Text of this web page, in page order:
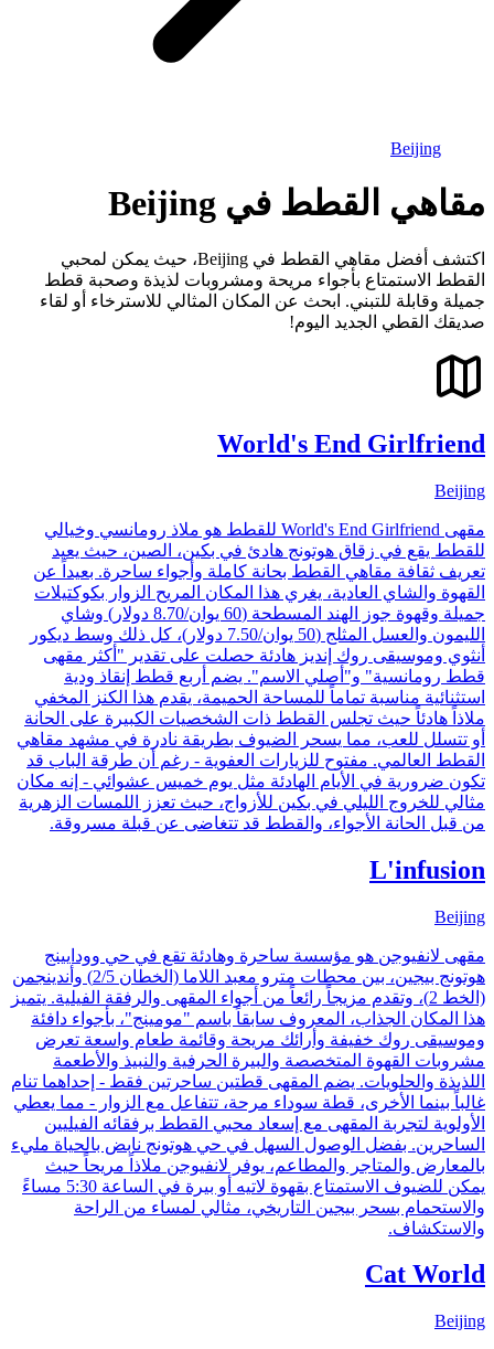
Beijing
مقاهي القطط في Beijing
اكتشف أفضل مقاهي القطط في Beijing، حيث يمكن لمحبي
القطط الاستمتاع بأجواء مريحة ومشروبات لذيذة وصحبة قطط
جميلة وقابلة للتبني. ابحث عن المكان المثالي للاسترخاء أو لقاء
صديقك القطي الجديد اليوم!
World's End Girlfriend
Beijing
مقهى World's End Girlfriend للقطط هو ملاذ رومانسي وخيالي
للقطط يقع في زقاق هوتونج هادئ في بكين، الصين، حيث يعيد
تعريف ثقافة مقاهي القطط بحانة كاملة وأجواء ساحرة. بعيداً عن
القهوة والشاي العادية، يغري هذا المكان المريح الزوار بكوكتيلات
جميلة وقهوة جوز الهند المسطحة (60 يوان/8.70 دولار) وشاي
الليمون والعسل المثلج (50 يوان/7.50 دولار)، كل ذلك وسط ديكور
أنثوي وموسيقى روك إنديز هادئة حصلت على تقدير "أكثر مقهى
قطط رومانسية" و"أصلي الاسم". يضم أربع قطط إنقاذ ودية
استثنائية مناسبة تماماً للمساحة الحميمة، يقدم هذا الكنز المخفي
ملاذاً هادئاً حيث تجلس القطط ذات الشخصيات الكبيرة على الحانة
أو تتسلل للعب، مما يسحر الضيوف بطريقة نادرة في مشهد مقاهي
القطط العالمي. مفتوح للزيارات العفوية - رغم أن طرقة الباب قد
تكون ضرورية في الأيام الهادئة مثل يوم خميس عشوائي - إنه مكان
مثالي للخروج الليلي في بكين للأزواج، حيث تعزز اللمسات الزهرية
من قبل الحانة الأجواء، والقطط قد تتغاضى عن قبلة مسروقة.
L'infusion
Beijing
مقهى لانفيوجن هو مؤسسة ساحرة وهادئة تقع في حي وودايينج
هوتونج بيجين، بين محطات مترو معبد اللاما (الخطان 2/5) وأندينجمن
(الخط 2)، وتقدم مزيجاً رائعاً من أجواء المقهى والرفقة الفيلية. يتميز
هذا المكان الجذاب، المعروف سابقاً باسم "مومينج"، بأجواء دافئة
وموسيقى روك خفيفة وأرائك مريحة وقائمة طعام واسعة تعرض
مشروبات القهوة المتخصصة والبيرة الحرفية والنبيذ والأطعمة
اللذيذة والحلويات. يضم المقهى قطتين ساحرتين فقط - إحداهما تنام
غالباً بينما الأخرى، قطة سوداء مرحة، تتفاعل مع الزوار - مما يعطي
الأولوية لتجربة المقهى مع إسعاد محبي القطط برفقائه الفيليين
الساحرين. بفضل الوصول السهل في حي هوتونج نابض بالحياة مليء
بالمعارض والمتاجر والمطاعم، يوفر لانفيوجن ملاذاً مريحاً حيث
يمكن للضيوف الاستمتاع بقهوة لاتيه أو بيرة في الساعة 5:30 مساءً
والاستحمام بسحر بيجين التاريخي، مثالي لمساء من الراحة
والاستكشاف.
Cat World
Beijing